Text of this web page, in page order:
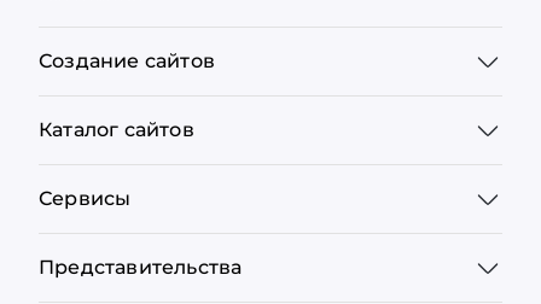
Создание сайтов
Каталог сайтов
Сервисы
Представительства